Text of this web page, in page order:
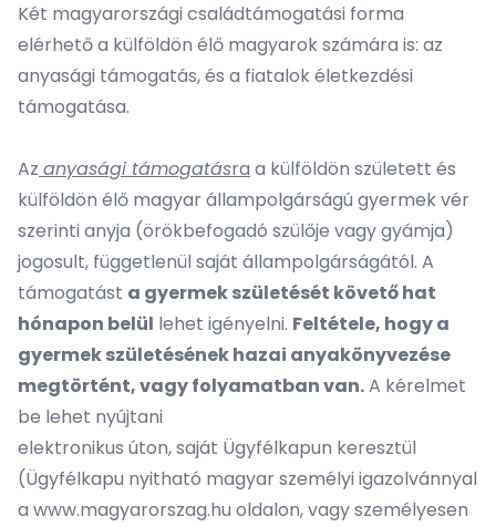
Két magyarországi családtámogatási forma
elérhető a külföldön élő magyarok számára is: az
anyasági támogatás, és a fiatalok életkezdési
támogatása.
Az anyasági támogatásra a külföldön született és
külföldön élő magyar állampolgárságú gyermek vér
szerinti anyja (örökbefogadó szülője vagy gyámja)
jogosult, függetlenül saját állampolgárságától. A
támogatást a gyermek születését követő hat
hónapon belül lehet igényelni. Feltétele, hogy a
gyermek születésének hazai anyakönyvezése
megtörtént, vagy folyamatban van.A kérelmet
be lehet nyújtani
elektronikus úton, saját Ügyfélkapun keresztül
(Ügyfélkapu nyitható magyar személyi igazolvánnyal
a www.magyarorszag.hu oldalon, vagy személyesen